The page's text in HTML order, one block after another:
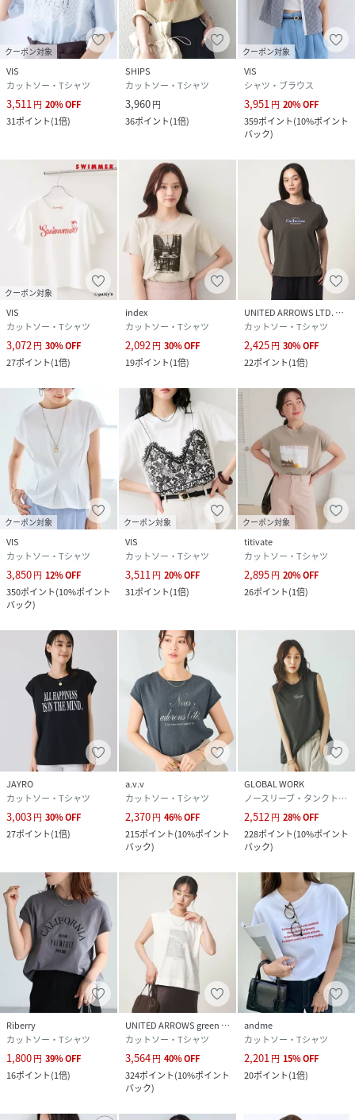
クーポン対象
VIS
カットソー・Tシャツ
3,511 円 20%OFF
31ポイント(1倍)
SHIPS
カットソー・Tシャツ
3,960円
36ポイント(1倍)
クーポン対象
VIS
シャツ・ブラウス
3,951 円 20%OFF
359ポイント(10%ポイント
バック)
クーポン対象
VIS
カットソー・Tシャツ
3,072円 30%OFF
27ポイント(1倍)
index
カットソー・Tシャツ
2,092円 30%OFF
19ポイント(1倍)
UNITED ARROWS LTD. OUTLET
カットソー・Tシャツ
2,425円 30%OFF
22ポイント(1倍)
クーポン対象
VIS
カットソー・Tシャツ
3,850円 12%OFF
350ポイント(10%ポイント
バック)
クーポン対象
VIS
カットソー・Tシャツ
3,511円 20%OFF
31ポイント(1倍)
クーポン対象
titivate
カットソー・Tシャツ
2,895円 20%OFF
26ポイント(1倍)
JAYRO
カットソー・Tシャツ
3,003円 30%OFF
27ポイント(1倍)
a.v.v
カットソー・Tシャツ
2,370円 46%OFF
215ポイント(10%ポイント
バック)
GLOBAL WORK
ノースリーブ・タンクトップ
2,512 円 28%OFF
228ポイント(10%ポイント
バック)
Riberry
カットソー・Tシャツ
1,800円 39%OFF
16ポイント(1倍)
UNITED ARROWS green label relaxing
カットソー・Tシャツ
3,564円 40%OFF
324ポイント(10%ポイント
バック)
andme
カットソー・Tシャツ
2,201円 15%OFF
20ポイント(1倍)